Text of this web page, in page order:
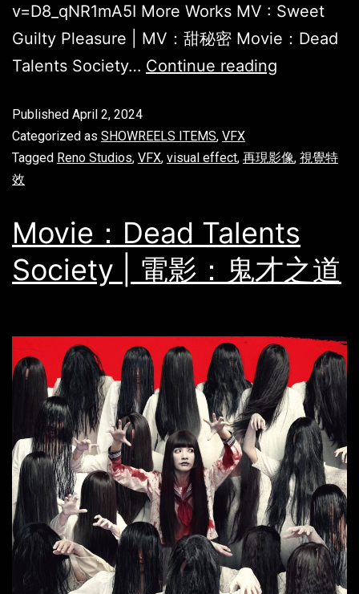
v=D8_qNR1mA5I More Works MV : Sweet
Guilty Pleasure | MV：甜秘密 Movie：Dead
Talents Society… Continue reading
Published April 2, 2024
Categorized as SHOWREELS ITEMS, VFX
Tagged Reno Studios, VFX, visual effect, 再現影像, 視覺特
效
Movie：Dead Talents
Society | 電影：鬼才之道